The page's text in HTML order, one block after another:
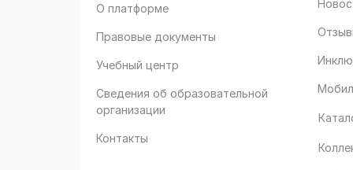
О платформе
Правовые документы
Учебный центр
Сведения об образовательной
организации
Контакты